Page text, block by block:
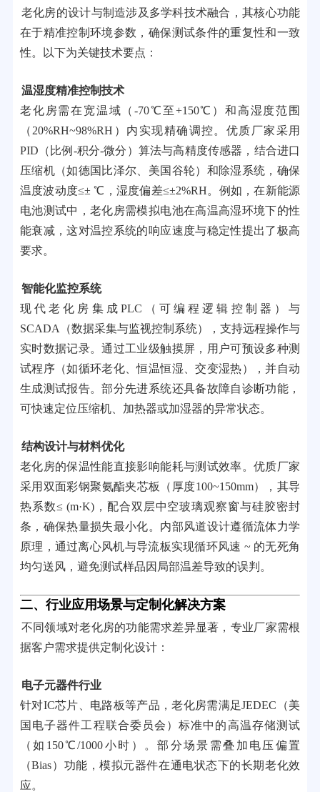
老化房的设计与制造涉及多学科技术融合，其核心功能
在于精准控制环境参数，确保测试条件的重复性和一致
性。以下为关键技术要点：
温湿度精准控制技术
老化房需在宽温域（-70℃至+150℃）和高湿度范围
（20%RH~98%RH）内实现精确调控。优质厂家采用
PID（比例-积分-微分）算法与高精度传感器，结合进口
压缩机（如德国比泽尔、美国谷轮）和除湿系统，确保
温度波动度≤± ℃，湿度偏差≤±2%RH。例如，在新能源
电池测试中，老化房需模拟电池在高温高湿环境下的性
能衰减，这对温控系统的响应速度与稳定性提出了极高
要求。
智能化监控系统
现代老化房集成PLC（可编程逻辑控制器）与
SCADA（数据采集与监视控制系统），支持远程操作与
实时数据记录。通过工业级触摸屏，用户可预设多种测
试程序（如循环老化、恒温恒湿、交变湿热），并自动
生成测试报告。部分先进系统还具备故障自诊断功能，
可快速定位压缩机、加热器或加湿器的异常状态。
结构设计与材料优化
老化房的保温性能直接影响能耗与测试效率。优质厂家
采用双面彩钢聚氨酯夹芯板（厚度100~150mm），其导
热系数≤ (m·K)，配合双层中空玻璃观察窗与硅胶密封
条，确保热量损失最小化。内部风道设计遵循流体力学
原理，通过离心风机与导流板实现循环风速 ~ 的无死角
均匀送风，避免测试样品因局部温差导致的误判。
二、行业应用场景与定制化解决方案
不同领域对老化房的功能需求差异显著，专业厂家需根
据客户需求提供定制化设计：
电子元器件行业
针对IC芯片、电路板等产品，老化房需满足JEDEC（美
国电子器件工程联合委员会）标准中的高温存储测试
（如150℃/1000小时）。部分场景需叠加电压偏置
（Bias）功能，模拟元器件在通电状态下的长期老化效
应。